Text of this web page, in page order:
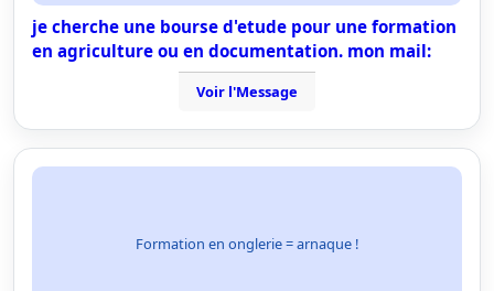
je cherche une bourse d'etude pour une formation
en agriculture ou en documentation. mon mail:
Voir l'Message
Formation en onglerie = arnaque !